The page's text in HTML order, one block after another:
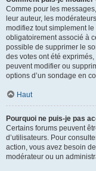
Comme pour les
leur auteur, les
modifiez tout simplement
obligatoirement associé à
possible de supprimer le
des votes ont été
peuvent modifier ou
options d’un sondage en
Haut
Pourquoi ne puis-je pas
Certains forums peuvent
d’utilisateurs. Pour
action, vous avez besoin
modérateur ou un